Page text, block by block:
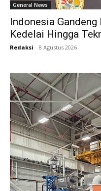
General News
Indonesia
Kedelai Hingga
Redaksi - 8 Agustus 2026